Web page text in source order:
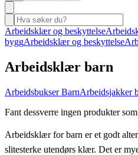
Arbeidsklær og beskyttelse
byggArbeidsklær og beskyttelse
Arbeidsklær barn
Arbeidsbukser BarnArbeidsjakker
Fant dessverre ingen produkter
Arbeidsklær for barn er et godt
slitesterke utendørs klær. Det er